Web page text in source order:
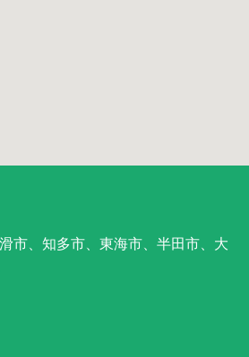
市、知多市、東海市、半田市、大